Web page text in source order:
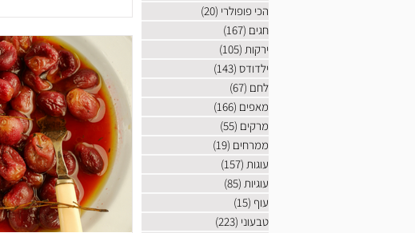
הכי פופולרי (20)
חגים (167)
ירקות (105)
ילדודס (143)
לחם (67)
מאפים (166)
מרקים (55)
ממרחים (19)
עוגות (157)
עוגיות (85)
עוף (15)
טבעוני (223)